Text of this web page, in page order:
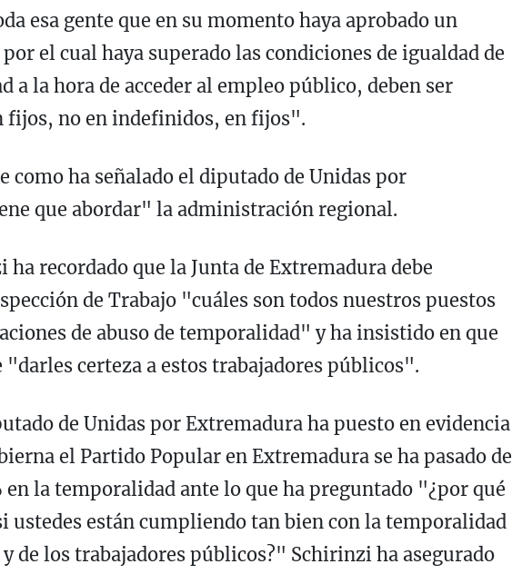
esa gente que en su momento haya aprobado un
el cual haya superado las condiciones de igualdad de
a la hora de acceder al empleo público, deben ser
fijos, no en indefinidos, en fijos".
como ha señalado el diputado de Unidas por
que abordar" la administración regional.
ha recordado que la Junta de Extremadura debe
de Trabajo "cuáles son todos nuestros puestos
de abuso de temporalidad" y ha insistido en que
"darles certeza a estos trabajadores públicos".
de Unidas por Extremadura ha puesto en evidencia
el Partido Popular en Extremadura se ha pasado de
en la temporalidad ante lo que ha preguntado "¿por qué
ustedes están cumpliendo tan bien con la temporalidad
de los trabajadores públicos?" Schirinzi ha asegurado